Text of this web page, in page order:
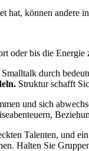
hat, können andere
oder bis die
durch
Struktur schafft
und sich
Talenten, und
Halten Sie